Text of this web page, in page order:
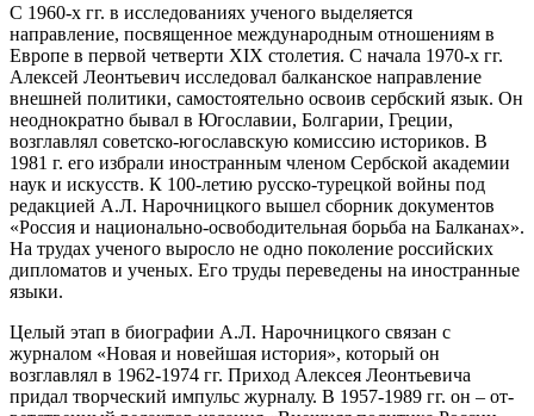
С 1960-х гг. в исследованиях ученого выделяется
направление, посвященное международным отношениям в
Европе в первой четверти XIX столетия. С начала 1970-х гг.
Алексей Леонтьевич исследовал балканское направление
внешней политики, самостоятельно освоив сербский язык. Он
неоднократно бывал в Югославии, Болгарии, Греции,
возглавлял советско-югославскую комиссию историков. В
1981 г. его избрали иностранным членом Сербской академии
наук и искусств. К 100-летию русско-турецкой войны под
редакцией А.Л. Нарочницкого вышел сборник документов
«Россия и национально-освободительная борьба на Балканах».
На трудах ученого выросло не одно поколение российских
дипломатов и ученых. Его труды переведены на иностранные
языки.
Целый этап в биографии А.Л. Нарочницкого связан с
журналом «Но­вая и но­вей­шая ис­то­рия», который он
возглавлял в 1962-1974 гг. Приход Алексея Леонтьевича
придал творческий импульс журналу. В 1957-1989 гг. он – от­